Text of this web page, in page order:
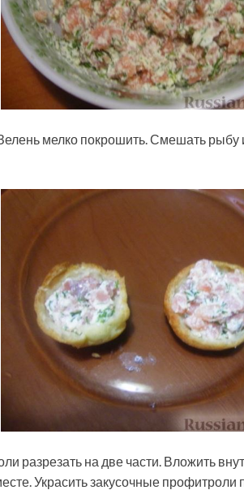
мелко покрошить. Смешать рыбу
разрезать на две части. Вложить
Украсить закусочные профитроли